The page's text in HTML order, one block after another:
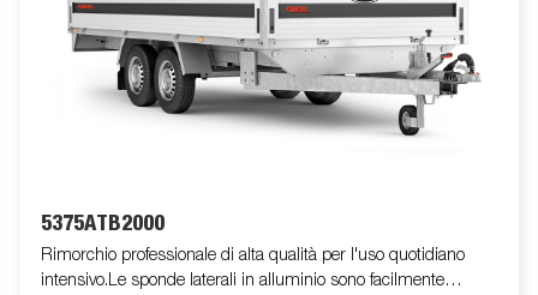
5375ATB2000
Rimorchio professionale di alta qualità per l'uso quotidiano
intensivo.Le sponde laterali in alluminio sono facilmente